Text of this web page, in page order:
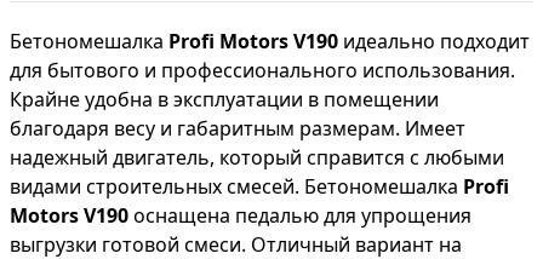
Бетономешалка Profi Motors V190 идеально подходит
для бытового и профессионального использования.
Крайне удобна в эксплуатации в помещении
благодаря весу и габаритным размерам. Имеет
надежный двигатель, который справится с любыми
видами строительных смесей. Бетономешалка Profi
Motors V190оснащена педалью для упрощения
выгрузки готовой смеси. Отличный вариант на